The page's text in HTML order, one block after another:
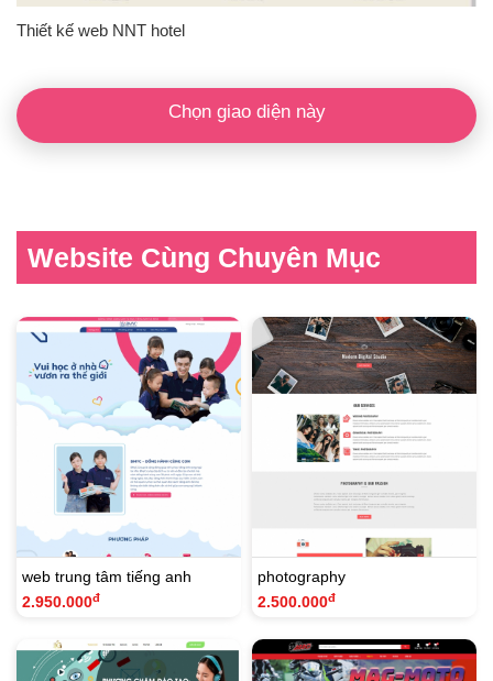
Thiết kế web NNT hotel
Chọn giao diện này
Website Cùng Chuyên Mục
web trung tâm tiếng anh
2.950.000đ
photography
2.500.000đ